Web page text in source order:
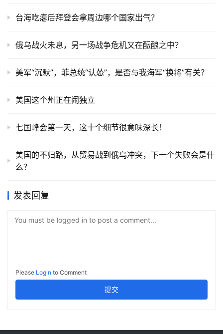
台海吃瘪后拜登会拿周边哪个国家出气？
俄乌战火未息，另一场战争危机又在酝酿之中？
美军“沉默”，菲总统“认怂”，是否与我海军“换将”有关？
美国这个州正在闹独立
七国峰会第一天，这十个细节很意味深长！
美国的不归路，从贸易战到俄乌冲突，下一个失败会是什
么？
发表回复
You must be logged in to post a comment...
Please Login to Comment
提交